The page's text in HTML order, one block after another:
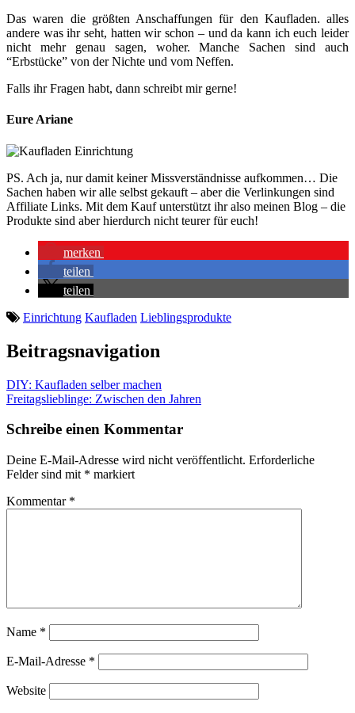
Das waren die größten Anschaffungen für den Kaufladen. alles
andere was ihr seht, hatten wir schon – und da kann ich euch leider
nicht mehr genau sagen, woher. Manche Sachen sind auch
“Erbstücke” von der Nichte und vom Neffen.
Falls ihr Fragen habt, dann schreibt mir gerne!
Eure Ariane
PS. Ach ja, nur damit keiner Missverständnisse aufkommen… Die
Sachen haben wir alle selbst gekauft – aber die Verlinkungen sind
Affiliate Links. Mit dem Kauf unterstützt ihr also meinen Blog – die
Produkte sind aber hierdurch nicht teurer für euch!
merken
teilen
teilen
Einrichtung Kaufladen Lieblingsprodukte
Beitragsnavigation
DIY: Kaufladen selber machen
Freitagslieblinge: Zwischen den Jahren
Schreibe einen Kommentar
Deine E-Mail-Adresse wird nicht veröffentlicht. Erforderliche
Felder sind mit * markiert
Kommentar *
Name *
E-Mail-Adresse *
Website